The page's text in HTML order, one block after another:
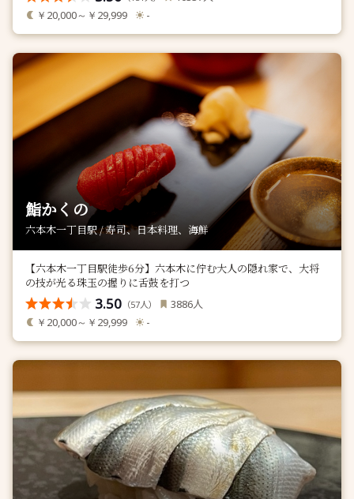
￥20,000～￥29,999 -
鮨かくの
六本木一丁目駅 / 寿司、日本料理、海鮮
【六本木一丁目駅徒歩6分】六本木に佇む大人の隠れ家で、大将
の技が光る珠玉の握りに舌鼓を打つ
3.50 （57人） 3886人
￥20,000～￥29,999 -